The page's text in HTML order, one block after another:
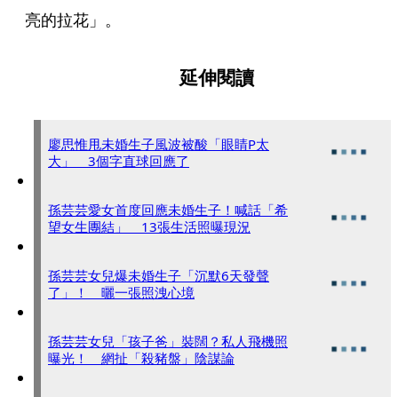
亮的拉花」。
延伸閱讀
廖思惟甩未婚生子風波被酸「眼睛P太
大」 3個字直球回應了
孫芸芸愛女首度回應未婚生子！喊話「希
望女生團結」 13張生活照曝現況
孫芸芸女兒爆未婚生子「沉默6天發聲
了」！ 曬一張照洩心境
孫芸芸女兒「孩子爸」裝闊？私人飛機照
曝光！ 網扯「殺豬盤」陰謀論